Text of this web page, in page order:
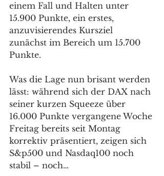
einem Fall und Halten unter
15.900 Punkte, ein erstes,
anzuvisierendes Kursziel
zunächst im Bereich um 15.700
Punkte.
Was die Lage nun brisant werden
lässt: während sich der DAX nach
seiner kurzen Squeeze über
16.000 Punkte vergangene Woche
Freitag bereits seit Montag
korrektiv präsentiert, zeigen sich
S&p500 und Nasdaq100 noch
stabil – noch…